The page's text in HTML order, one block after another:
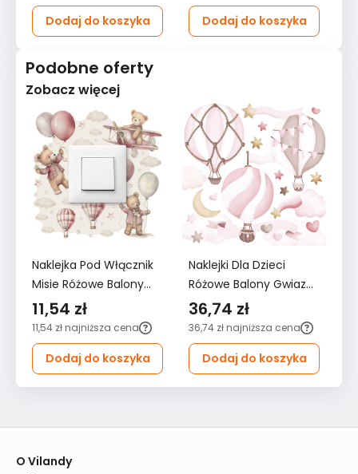
Dodaj do koszyka Dodaj do koszyka
Podobne oferty
Zobacz więcej
Naklejka Pod Włącznik
Misie Różowe Balony
Chmurki 20x20
Gwiazdki Boho Dla
Dzieci
11,54 zł
11,54 zł najniższa cena
Dodaj do koszyka
Naklejki Dla Dzieci
Różowe Balony Gwiazdy
60x30 Serduszka Styl
ZESTAW
36,74 zł
36,74 zł najniższa cena
Dodaj do koszyka
O Vilandy